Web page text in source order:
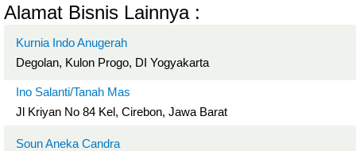
Alamat Bisnis Lainnya :
Kurnia Indo Anugerah
Degolan, Kulon Progo, DI Yogyakarta
Ino Salanti/Tanah Mas
Jl Kriyan No 84 Kel, Cirebon, Jawa Barat
Soun Aneka Candra